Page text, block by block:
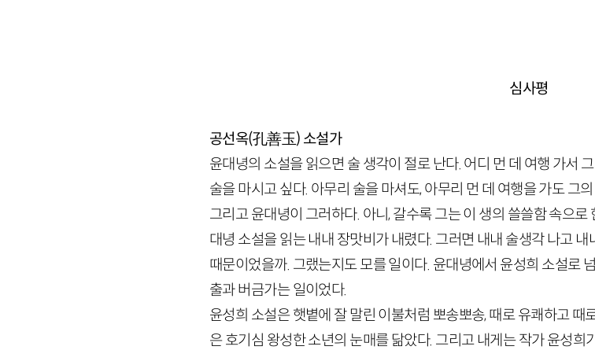
심사평
공선옥(孔善玉) 소설가
윤대녕의 소설을 읽으면 술 생각이 절로 난다. 어디 먼 데 여행 가서
술을 마시고 싶다. 아무리 술을 마셔도, 아무리 먼 데 여행을 가도 그
그리고 윤대녕이 그러하다. 아니, 갈수록 그는 이 생의 쓸쓸함 속으
대녕 소설을 읽는 내내 장맛비가 내렸다. 그러면 내내 술생각 나고 내
때문이었을까. 그랬는지도 모를 일이다. 윤대녕에서 윤성희 소설로
출과 버금가는 일이었다.
윤성희 소설은 햇볕에 잘 말린 이불처럼 뽀송뽀송, 때로 유쾌하고 때
은 호기심 왕성한 소년의 눈매를 닮았다. 그리고 내게는 작가 윤성희